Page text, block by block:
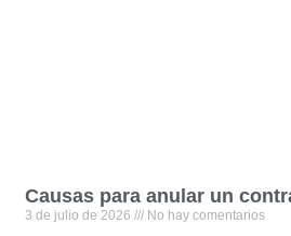
Causas para anular un
3 de julio de 2026 No hay comentarios